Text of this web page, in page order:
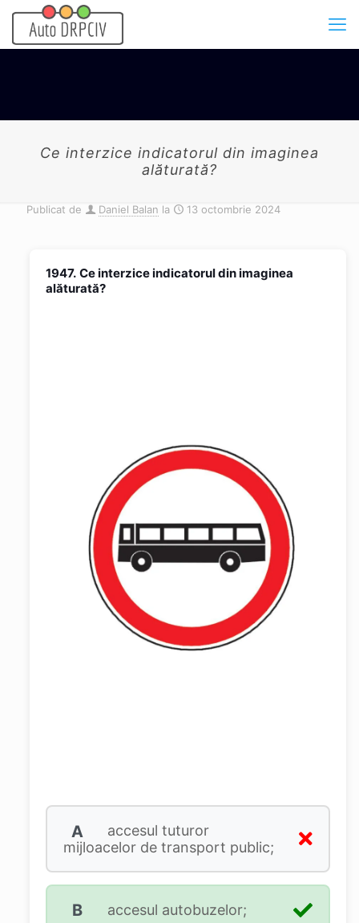
Ce interzice indicatorul din imaginea
alăturată?
Publicat de Daniel Balan la 13 octombrie 2024
1947. Ce interzice indicatorul din imaginea
alăturată?
A
accesul tuturor
mijloacelor de transport public;
B accesul autobuzelor;